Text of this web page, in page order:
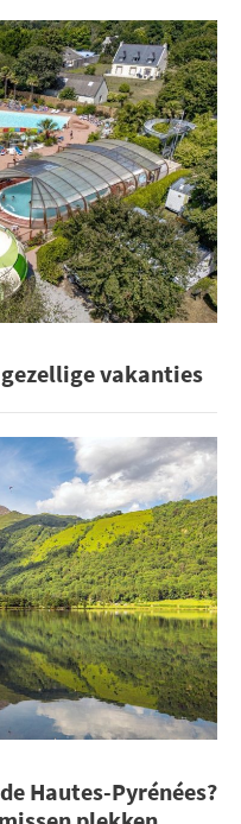
vakanties
Hautes-Pyrénées?